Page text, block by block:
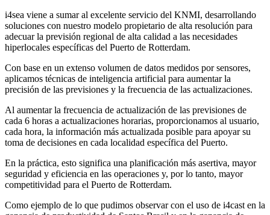
i4sea viene a sumar al excelente servicio del KNMI, desarrollando
soluciones con nuestro modelo propietario de alta resolución para
adecuar la previsión regional de alta calidad a las necesidades
hiperlocales específicas del Puerto de Rotterdam.
Con base en un extenso volumen de datos medidos por sensores,
aplicamos técnicas de inteligencia artificial para aumentar la
precisión de las previsiones y la frecuencia de las actualizaciones.
Al aumentar la frecuencia de actualización de las previsiones de
cada 6 horas a actualizaciones horarias, proporcionamos al usuario,
cada hora, la información más actualizada posible para apoyar su
toma de decisiones en cada localidad específica del Puerto.
En la práctica, esto significa una planificación más asertiva, mayor
seguridad y eficiencia en las operaciones y, por lo tanto, mayor
competitividad para el Puerto de Rotterdam.
Como ejemplo de lo que pudimos observar con el uso de i4cast en la